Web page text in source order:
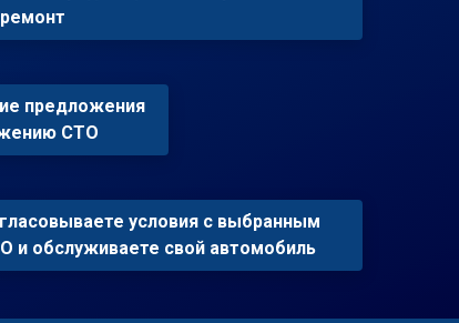
предложения
СТО
условия с выбранным
и обслуживаете свой автомобиль